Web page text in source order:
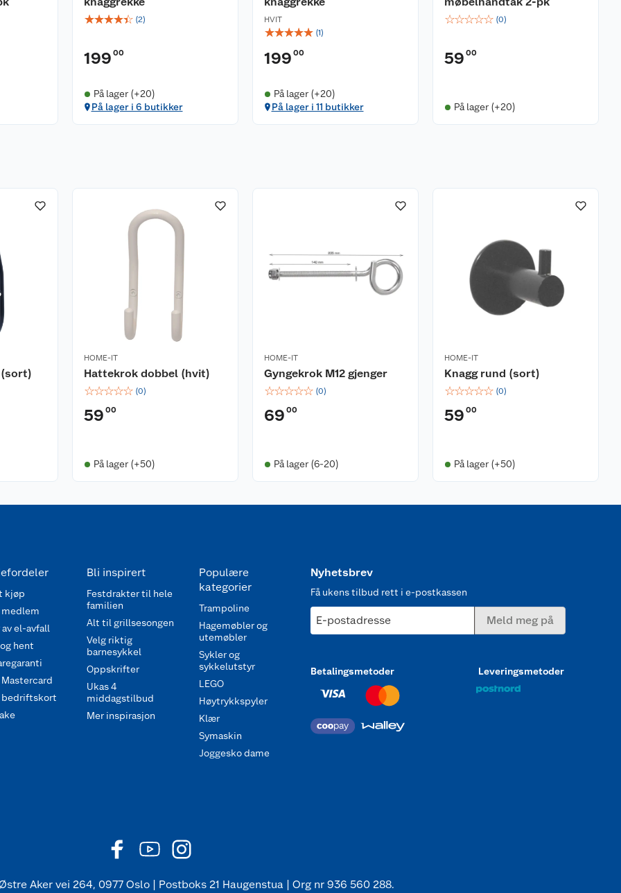
☆☆☆☆☆ (2)
199 00
På lager (+20)
På lager i 6 butikker
HVIT
☆☆☆☆☆ (1)
199 00
På lager (+20)
På lager i 11 butikker
☆☆☆☆☆ (0)
59 00
På lager (+20)
HOME-IT
Hattekrok dobbel (hvit)
☆☆☆☆☆ (0)
59 00
På lager (+50)
HOME-IT
Gyngekrok M12 gjenger
☆☆☆☆☆ (0)
69 00
På lager (6-20)
HOME-IT
Knagg rund (sort)
☆☆☆☆☆ (0)
59 00
På lager (+50)
kjøp
medlem
av el-avfall
hent
bedriftskort
Bli inspirert
Festdrakter til hele
familien
Alt til grillsesongen
Velg riktig
barnesykkel
Oppskrifter
Ukas 4
middagstilbud
Mer inspirasjon
Populære
kategorier
Trampoline
Hagemøbler og
utemøbler
Sykler og
sykkelutstyr
LEGO
Høytrykkspyler
Klær
Symaskin
Joggesko dame
Nyhetsbrev
Få ukens tilbud rett i e-postkassen
E-postadresse Meld meg på
Betalingsmetoder Leveringsmetoder
Aker vei 264, 0977 Oslo | Postboks 21 Haugenstua | Org nr 936 560 288.